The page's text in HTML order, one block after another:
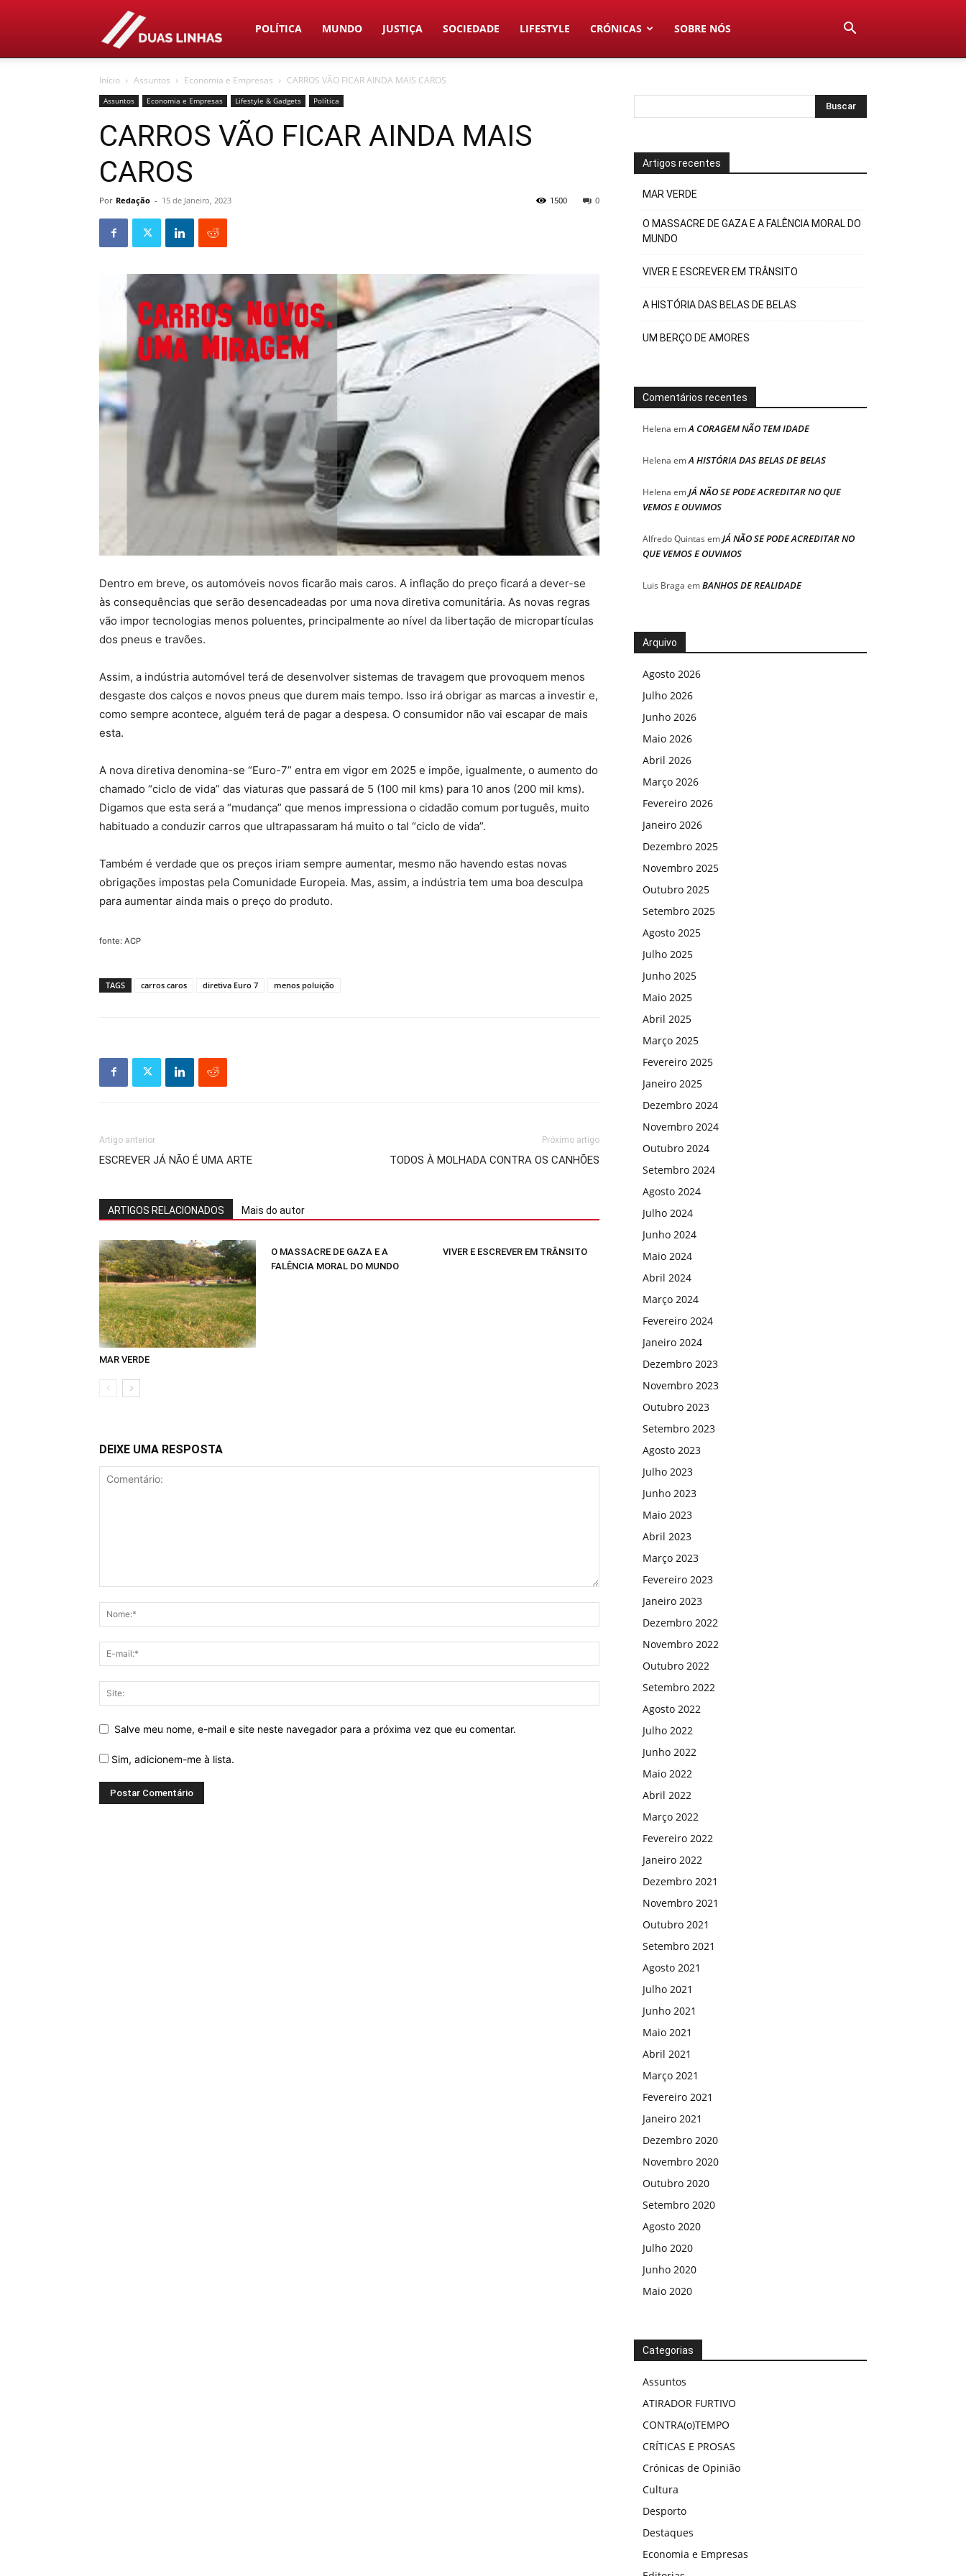
Duas
Linhas
POLÍTICA MUNDO JUSTIÇA SOCIEDADE LIFESTYLE CRÓNICAS SOBRE NÓS
Início Assuntos Economia e Empresas CARROS VÃO FICAR AINDA MAIS CAROS
Assuntos Economia e Empresas Lifestyle & Gadgets Política
CARROS VÃO FICAR AINDA MAIS
CAROS
Por Redação - 15 de Janeiro, 2023 0
1500
Dentro em breve, os automóveis novos ficarão mais caros. A inflação do preço ficará a dever-se
às consequências que serão desencadeadas por uma nova diretiva comunitária. As novas regras
vão impor tecnologias menos poluentes, principalmente ao nível da libertação de micropartículas
dos pneus e travões.
Assim, a indústria automóvel terá de desenvolver sistemas de travagem que provoquem menos
desgaste dos calços e novos pneus que durem mais tempo. Isso irá obrigar as marcas a investir e,
como sempre acontece, alguém terá de pagar a despesa. O consumidor não vai escapar de mais
esta.
A nova diretiva denomina-se “Euro-7” entra em vigor em 2025 e impõe, igualmente, o aumento do
chamado “ciclo de vida” das viaturas que passará de 5 (100 mil kms) para 10 anos (200 mil kms).
Digamos que esta será a “mudança” que menos impressiona o cidadão comum português, muito
habituado a conduzir carros que ultrapassaram há muito o tal “ciclo de vida”.
Também é verdade que os preços iriam sempre aumentar, mesmo não havendo estas novas
obrigações impostas pela Comunidade Europeia. Mas, assim, a indústria tem uma boa desculpa
para aumentar ainda mais o preço do produto.
fonte: ACP
TAGS carros caros diretiva Euro 7 menos poluição
Artigo anterior
ESCREVER JÁ NÃO É UMA ARTE
Próximo artigo
TODOS À MOLHADA CONTRA OS CANHÕES
ARTIGOS RELACIONADOS Mais do autor
MAR VERDE
O MASSACRE DE GAZA E A
FALÊNCIA MORAL DO MUNDO
VIVER E ESCREVER EM TRÂNSITO
DEIXE UMA RESPOSTA
Salve meu nome, e-mail e site neste navegador para a próxima vez que eu comentar.
Sim, adicionem-me à lista.
Artigos recentes
MAR VERDE
O MASSACRE DE GAZA E A FALÊNCIA MORAL DO
MUNDO
VIVER E ESCREVER EM TRÂNSITO
A HISTÓRIA DAS BELAS DE BELAS
UM BERÇO DE AMORES
Comentários recentes
Helena emA CORAGEM NÃO TEM IDADE
Helena emA HISTÓRIA DAS BELAS DE BELAS
Helena emJÁ NÃO SE PODE ACREDITAR NO QUE
VEMOS E OUVIMOS
Alfredo Quintas emJÁ NÃO SE PODE ACREDITAR NO
QUE VEMOS E OUVIMOS
Luis Braga emBANHOS DE REALIDADE
Arquivo
Agosto 2026
Julho 2026
Junho 2026
Maio 2026
Abril 2026
Março 2026
Fevereiro 2026
Janeiro 2026
Dezembro 2025
Novembro 2025
Outubro 2025
Setembro 2025
Agosto 2025
Julho 2025
Junho 2025
Maio 2025
Abril 2025
Março 2025
Fevereiro 2025
Janeiro 2025
Dezembro 2024
Novembro 2024
Outubro 2024
Setembro 2024
Agosto 2024
Julho 2024
Junho 2024
Maio 2024
Abril 2024
Março 2024
Fevereiro 2024
Janeiro 2024
Dezembro 2023
Novembro 2023
Outubro 2023
Setembro 2023
Agosto 2023
Julho 2023
Junho 2023
Maio 2023
Abril 2023
Março 2023
Fevereiro 2023
Janeiro 2023
Dezembro 2022
Novembro 2022
Outubro 2022
Setembro 2022
Agosto 2022
Julho 2022
Junho 2022
Maio 2022
Abril 2022
Março 2022
Fevereiro 2022
Janeiro 2022
Dezembro 2021
Novembro 2021
Outubro 2021
Setembro 2021
Agosto 2021
Julho 2021
Junho 2021
Maio 2021
Abril 2021
Março 2021
Fevereiro 2021
Janeiro 2021
Dezembro 2020
Novembro 2020
Outubro 2020
Setembro 2020
Agosto 2020
Julho 2020
Junho 2020
Maio 2020
Categorias
Assuntos
ATIRADOR FURTIVO
CONTRA(o)TEMPO
CRÍTICAS E PROSAS
Crónicas de Opinião
Cultura
Desporto
Destaques
Economia e Empresas